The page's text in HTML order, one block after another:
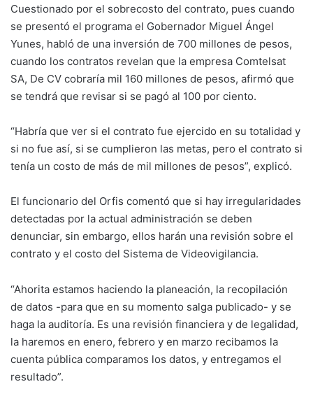
Cuestionado por el sobrecosto del contrato, pues cuando
se presentó el programa el Gobernador Miguel Ángel
Yunes, habló de una inversión de 700 millones de pesos,
cuando los contratos revelan que la empresa Comtelsat
SA, De CV cobraría mil 160 millones de pesos, afirmó que
se tendrá que revisar si se pagó al 100 por ciento.
“Habría que ver si el contrato fue ejercido en su totalidad y
si no fue así, si se cumplieron las metas, pero el contrato si
tenía un costo de más de mil millones de pesos”, explicó.
El funcionario del Orfis comentó que si hay irregularidades
detectadas por la actual administración se deben
denunciar, sin embargo, ellos harán una revisión sobre el
contrato y el costo del Sistema de Videovigilancia.
“Ahorita estamos haciendo la planeación, la recopilación
de datos -para que en su momento salga publicado- y se
haga la auditoría. Es una revisión financiera y de legalidad,
la haremos en enero, febrero y en marzo recibamos la
cuenta pública comparamos los datos, y entregamos el
resultado”.